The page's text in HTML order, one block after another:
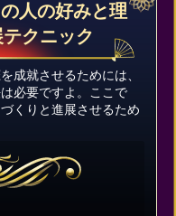
人の好みと理
クニック
成就させるためには、
必要ですよ。ここで
くりと進展させるため